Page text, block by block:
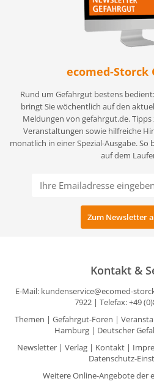
ecomed-Storck
Rund um Gefahrgut bestens
bringt Sie wöchentlich auf den
Meldungen von gefahrgut.de.
Veranstaltungen sowie hilfreiche
monatlich in einer Spezial-Ausgabe. So
auf dem
Kontakt &
E-Mail: kundenservice@ecomed-
7922 | Telefax: +49
Themen | Gefahrgut-Foren |
Hamburg| Deutscher
Newsletter| Verlag| Kontakt|
Datenschutz-
Weitere Online-Angebote der